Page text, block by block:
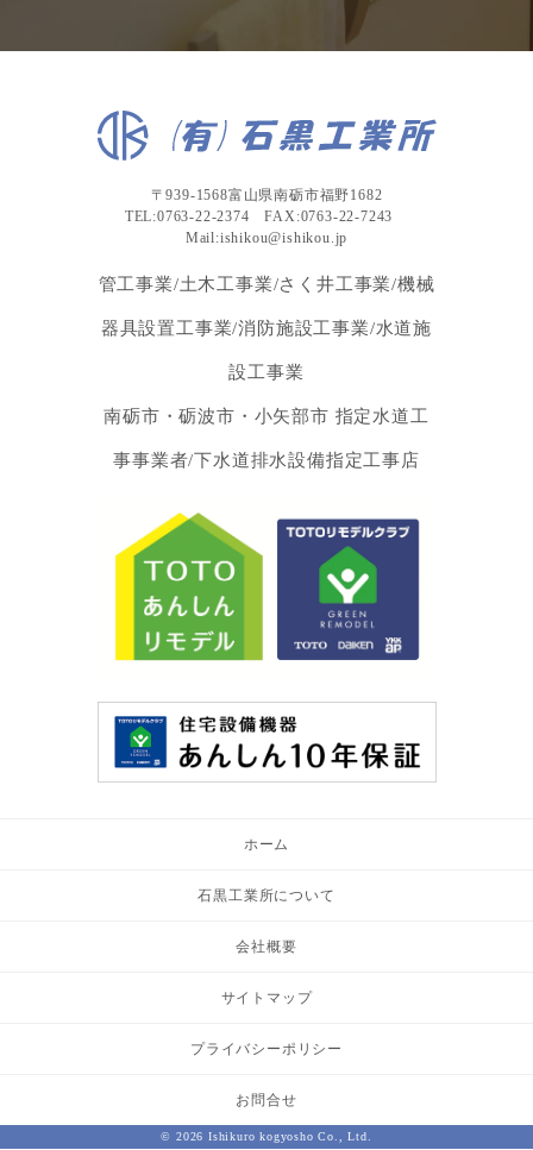
〒939-1568富山県南砺市福野1682
TEL:0763-22-2374 FAX:0763-22-7243
Mail:ishikou@ishikou.jp
管工事業/土木工事業/さく井工事業/機械
器具設置工事業/消防施設工事業/水道施
設工事業
南砺市・砺波市・小矢部市 指定水道工
事事業者/下水道排水設備指定工事店
ホーム
石黒工業所について
会社概要
サイトマップ
プライバシーポリシー
お問合せ
© 2026 Ishikuro kogyosho Co., Ltd.